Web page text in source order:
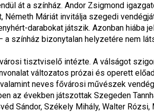
át a színház. Andor Zsigmond
Máriát invitálja szegedi
darabokat játszik. Azonban hiába
színház bizonytalan helyzetére nem
tisztviselő intézte. A válságot
változatos prózai és operett
neves fővárosi művészek
években játszottak Szegeden
Sándor, Székely Mihály, Walter